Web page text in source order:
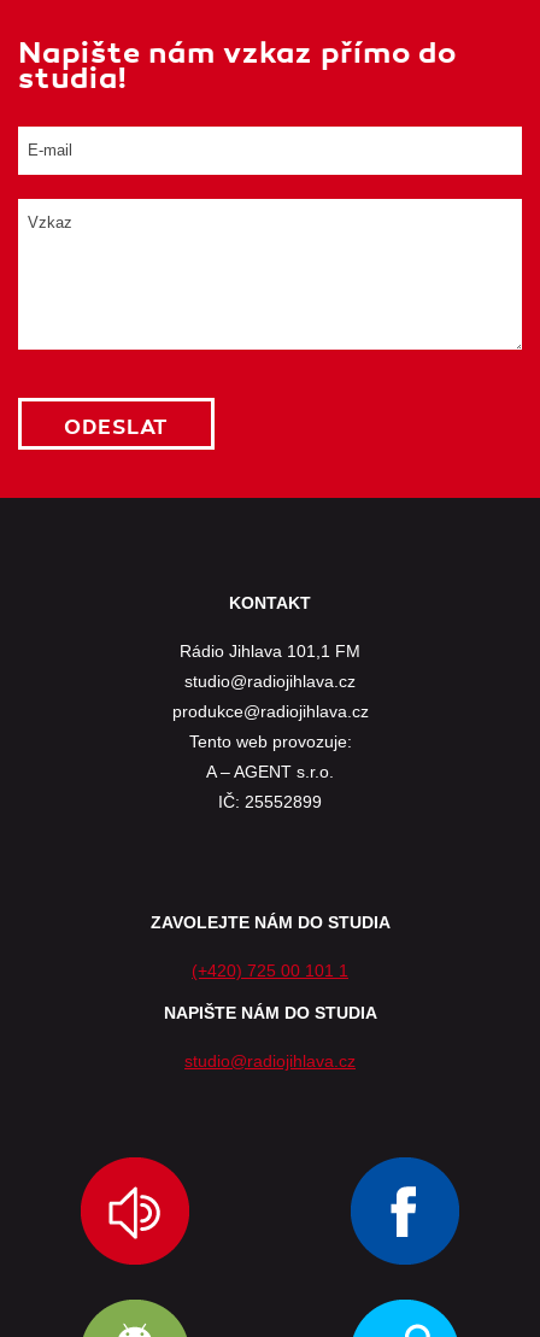
Napište nám vzkaz přímo do
studia!
KONTAKT
Rádio Jihlava 101,1 FM
studio@radiojihlava.cz
produkce@radiojihlava.cz
Tento web provozuje:
A – AGENT s.r.o.
IČ: 25552899
ZAVOLEJTE NÁM DO STUDIA
(+420) 725 00 101 1
NAPIŠTE NÁM DO STUDIA
studio@radiojihlava.cz